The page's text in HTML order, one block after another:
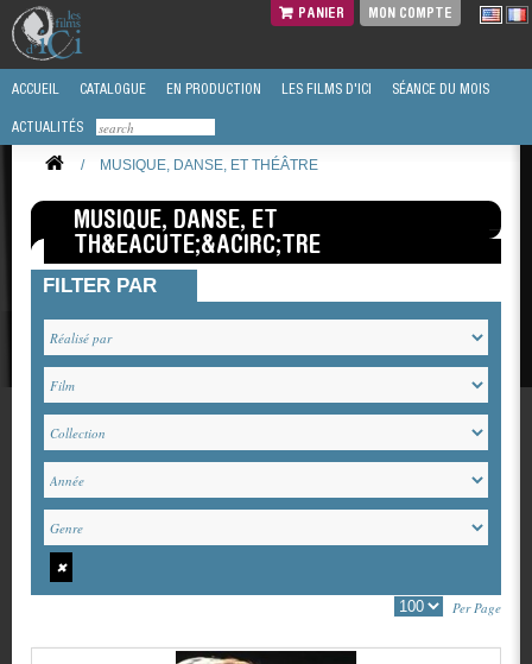
PANIER MON COMPTE
ACCUEIL CATALOGUE EN PRODUCTION LES FILMS D'ICI SÉANCE DU MOIS
ACTUALITÉS
/ MUSIQUE, DANSE, ET THÉÂTRE
MUSIQUE, DANSE, ET
TH&EACUTE;&ACIRC;TRE
FILTER PAR
✖
Per Page